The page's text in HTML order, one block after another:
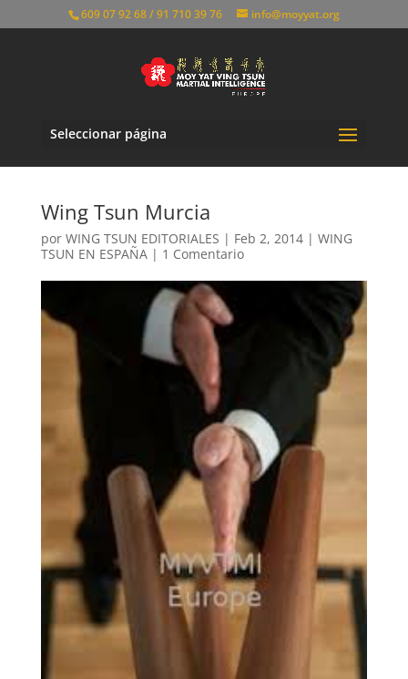
609 07 92 68 / 91 710 39 76 info@moyyat.org
Seleccionar página
Wing Tsun Murcia
por WING TSUN EDITORIALES | Feb 2, 2014| WING
TSUN EN ESPAÑA| 1 Comentario